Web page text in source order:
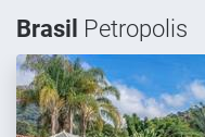
Brasil Petropolis